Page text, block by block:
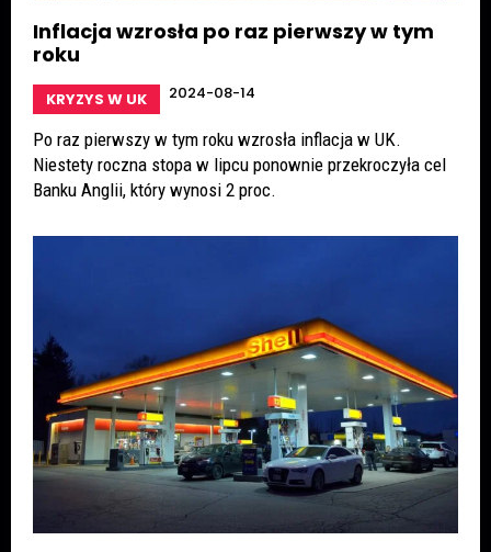
Inflacja wzrosła po raz pierwszy w tym
roku
KRYZYS W UK 2024-08-14
Po raz pierwszy w tym roku wzrosła inflacja w UK.
Niestety roczna stopa w lipcu ponownie przekroczyła cel
Banku Anglii, który wynosi 2 proc.